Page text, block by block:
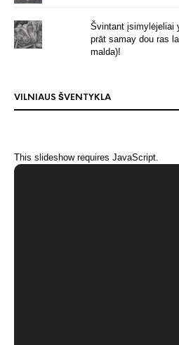
Švintant įsimylėjeliai
prāt samay dou ras
malda)!
VILNIAUS ŠVENTYKLA
This slideshow requires JavaScript.